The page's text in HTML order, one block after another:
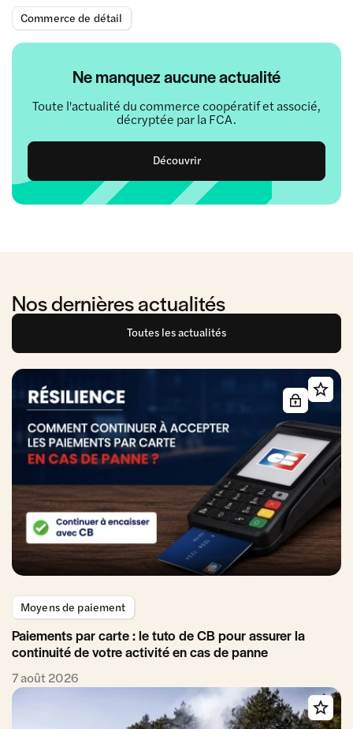
Commerce de détail
Ne manquez aucune actualité
Toute l'actualité du commerce coopératif et associé,
décryptée par la FCA.
Découvrir
Nos dernières actualités
Toutes les actualités
Moyens de paiement
Paiements par carte : le tuto de CB pour assurer la
continuité de votre activité en cas de panne
7 août 2026